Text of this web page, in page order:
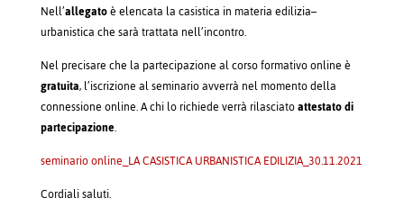
Nell’allegatoè elencata la casistica in materia edilizia–
urbanistica che sarà trattata nell’incontro.
Nel precisare che la partecipazione al corso formativo online è
gratuita, l’iscrizione al seminario avverrà nel momento della
connessione online. A chi lo richiede verrà rilasciatoattestato di
partecipazione.
seminario online_LA CASISTICA URBANISTICA EDILIZIA_30.11.2021
Cordiali saluti.